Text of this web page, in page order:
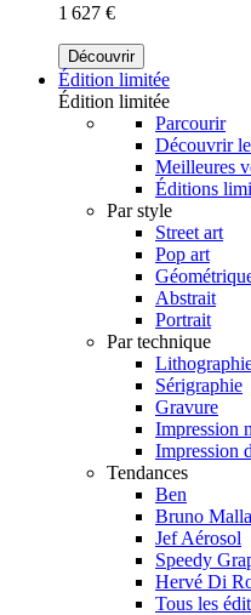
1 627 €
Découvrir
Édition limitée
Édition limitée
Parcourir
Découvrir
Meilleures
Éditions
Par style
Street art
Pop art
Abstrait
Portrait
Par technique
Sérigraphie
Gravure
Impression
Impression
Tendances
Ben
Bruno
Jef Aérosol
Speedy
Hervé Di
Tous les